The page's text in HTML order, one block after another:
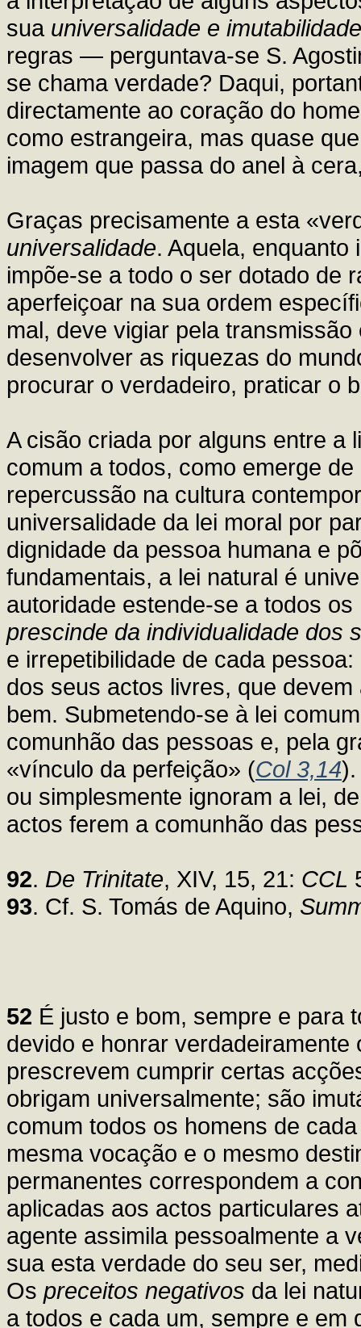
sua universalidade e
regras — perguntava-se S.
se chama verdade? Daqui,
directamente ao coração do
como estrangeira, mas quase
imagem que passa do anel à
Graças precisamente a esta
universalidade. Aquela,
impõe-se a todo o ser dotado de
aperfeiçoar na sua ordem
mal, deve vigiar pela
desenvolver as riquezas do
procurar o verdadeiro, praticar o
A cisão criada por alguns entre a
comum a todos, como emerge
repercussão na cultura
universalidade da lei moral por
dignidade da pessoa humana e
fundamentais, a lei natural é
autoridade estende-se a todos
prescinde da individualidade dos
e irrepetibilidade de cada
dos seus actos livres, que
bem. Submetendo-se à lei
comunhão das pessoas e, pela
«vínculo da perfeição» (Col 3,14).
ou simplesmente ignoram a lei,
actos ferem a comunhão das
92. De Trinitate, XIV, 15, 21: CCL
93. Cf. S. Tomás de Aquino,
52 É justo e bom, sempre e para
devido e honrar verdadeiramente
prescrevem cumprir certas
obrigam universalmente; são
comum todos os homens de
mesma vocação e o mesmo
permanentes correspondem a
aplicadas aos actos particulares
agente assimila pessoalmente a
sua esta verdade do seu ser,
Os preceitos negativos da lei
a todos e cada um, sempre e em